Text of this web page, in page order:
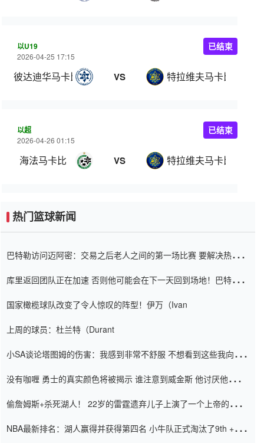
以U19
2026-04-25 17:15
彼达迪华马卡比U19 VS 特拉维夫马卡比U19
已结束
以超
2026-04-26 01:15
海法马卡比 VS 特拉维夫马卡比
已结束
热门篮球新闻
巴特勒访问迈阿密：交易之后老人之间的第一场比赛 要解决热情的
库里返回团队正在加速 否则他可能会在下一天回到场地！巴特勒迈
国家橄榄球队改变了令人惊叹的阵型！伊万（Ivan
上周的球员：杜兰特（Durant
小SA谈论塔图姆的伤害：我感到非常不舒服 不想看到这些我向他
没有咖喱 勇士的真实颜色将被揭示 谁注意到威金斯 他讨厌他的老
偷詹姆斯+杀死湖人！ 22岁的雷霆遗弃儿子上演了一个上帝的剧
NBA最新排名：湖人赢得并获得第四名 小牛队正式淘汰了9th + 76